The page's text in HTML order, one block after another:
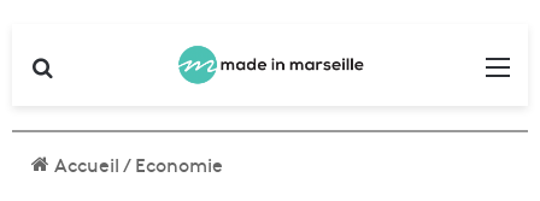
Accueil/Economie